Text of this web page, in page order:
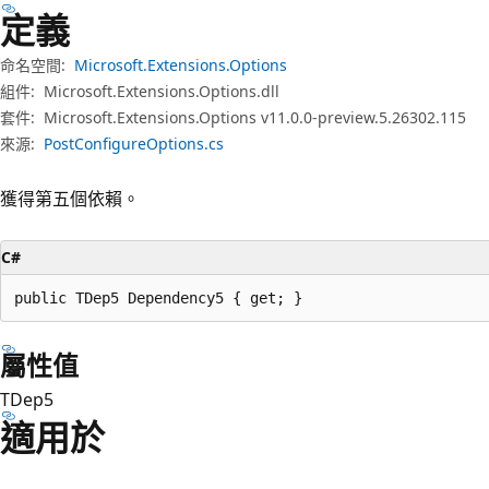
定義
命名空間: Microsoft.Extensions.Options
組件: Microsoft.Extensions.Options.dll
套件: Microsoft.Extensions.Options v11.0.0-preview.5.26302.115
來源: PostConfigureOptions.cs
獲得第五個依賴。
C#
public TDep5 Dependency5 { get; }
屬性值
TDep5
適用於